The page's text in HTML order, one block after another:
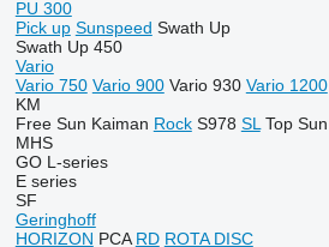
PU 300
Pick up Sunspeed Swath Up
Swath Up 450
Vario
Vario 750 Vario 900 Vario 930 Vario 1200
KM
Free Sun Kaiman Rock S978 SL Top Sun
MHS
GO L-series
E series
SF
Geringhoff
HORIZON PCA RD ROTA DISC